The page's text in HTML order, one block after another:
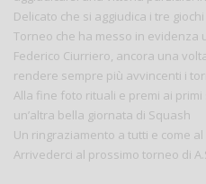
Delicato che si aggiudica i tre
Torneo che ha messo in evidenza
Federico Ciurriero, ancora una
rendere sempre più avvincenti i
Alla fine foto rituali e premi ai
un’altra bella giornata di Squash
Un ringraziamento a tutti e come
Arrivederci al prossimo torneo di